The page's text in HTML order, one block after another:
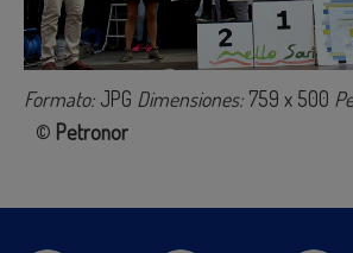
Formato: JPG Dimensiones: 759 x 500
© Petronor